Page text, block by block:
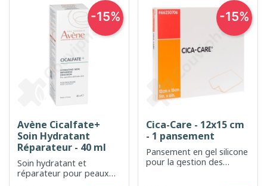
Avène Cicalfate+
Soin Hydratant
Réparateur - 40 ml
Soin hydratant et
réparateur pour peaux
-15%
Cica-Care - 12x15 cm
- 1 pansement
Pansement en gel silicone
pour la gestion des
-15%